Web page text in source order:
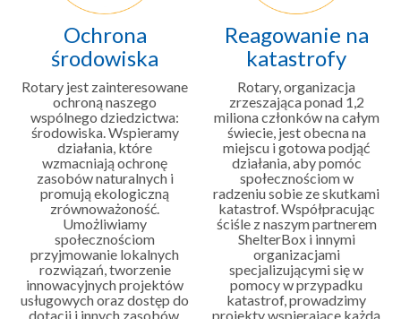
Ochrona
środowiska
Rotary jest zainteresowane
ochroną naszego
wspólnego dziedzictwa:
środowiska. Wspieramy
działania, które
wzmacniają ochronę
zasobów naturalnych i
promują ekologiczną
zrównoważoność.
Umożliwiamy
społecznościom
przyjmowanie lokalnych
rozwiązań, tworzenie
innowacyjnych projektów
usługowych oraz dostęp do
dotacji i innych zasobów.
Reagowanie na
katastrofy
Rotary, organizacja
zrzeszająca ponad 1,2
miliona członków na całym
świecie, jest obecna na
miejscu i gotowa podjąć
działania, aby pomóc
społecznościom w
radzeniu sobie ze skutkami
katastrof. Współpracując
ściśle z naszym partnerem
ShelterBox i innymi
organizacjami
specjalizującymi się w
pomocy w przypadku
katastrof, prowadzimy
projekty wspierające każdą